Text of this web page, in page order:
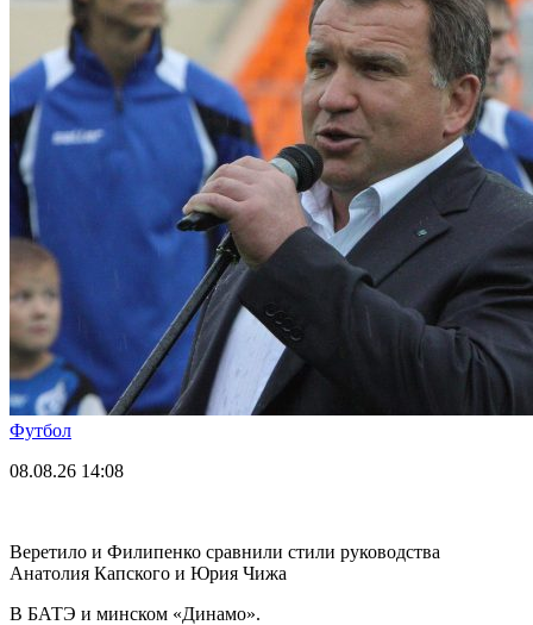
Футбол
08.08.26 14:08
Веретило и Филипенко сравнили стили руководства
Анатолия Капского и Юрия Чижа
В БАТЭ и минском «Динамо».